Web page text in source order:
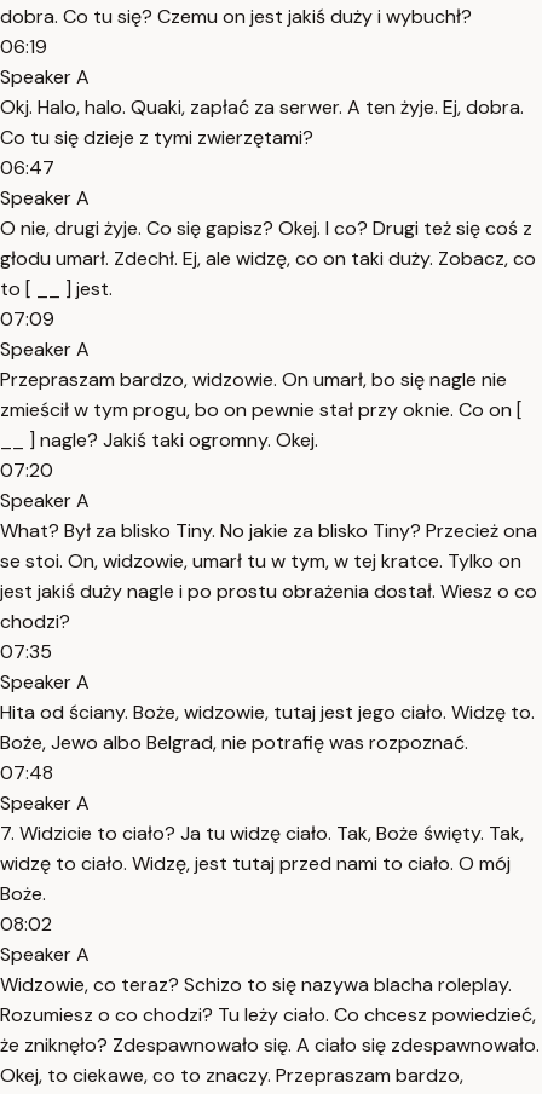
dobra. Co tu się? Czemu on jest jakiś duży i wybuchł?
06:19
Speaker A
Okj. Halo, halo. Quaki, zapłać za serwer. A ten żyje. Ej, dobra.
Co tu się dzieje z tymi zwierzętami?
06:47
Speaker A
O nie, drugi żyje. Co się gapisz? Okej. I co? Drugi też się coś z
głodu umarł. Zdechł. Ej, ale widzę, co on taki duży. Zobacz, co
to [ __ ] jest.
07:09
Speaker A
Przepraszam bardzo, widzowie. On umarł, bo się nagle nie
zmieścił w tym progu, bo on pewnie stał przy oknie. Co on [
__ ] nagle? Jakiś taki ogromny. Okej.
07:20
Speaker A
What? Był za blisko Tiny. No jakie za blisko Tiny? Przecież ona
se stoi. On, widzowie, umarł tu w tym, w tej kratce. Tylko on
jest jakiś duży nagle i po prostu obrażenia dostał. Wiesz o co
chodzi?
07:35
Speaker A
Hita od ściany. Boże, widzowie, tutaj jest jego ciało. Widzę to.
Boże, Jewo albo Belgrad, nie potrafię was rozpoznać.
07:48
Speaker A
7. Widzicie to ciało? Ja tu widzę ciało. Tak, Boże święty. Tak,
widzę to ciało. Widzę, jest tutaj przed nami to ciało. O mój
Boże.
08:02
Speaker A
Widzowie, co teraz? Schizo to się nazywa blacha roleplay.
Rozumiesz o co chodzi? Tu leży ciało. Co chcesz powiedzieć,
że zniknęło? Zdespawnowało się. A ciało się zdespawnowało.
Okej, to ciekawe, co to znaczy. Przepraszam bardzo,